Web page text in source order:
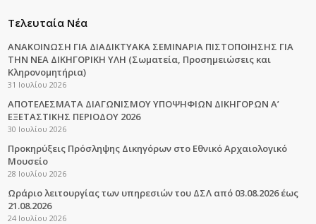
Τελευταία Νέα
ΑΝΑΚΟΙΝΩΣΗ ΓΙΑ ΔΙΑΔΙΚΤΥΑΚΑ ΣΕΜΙΝΑΡΙΑ ΠΙΣΤΟΠΟΙΗΣΗΣ ΓΙΑ
ΤΗΝ ΝΕΑ ΔΙΚΗΓΟΡΙΚΗ ΥΛΗ (Σωματεία, Προσημειώσεις και
Κληρονομητήρια)
31 Ιουλίου 2026
ΑΠΟΤΕΛΕΣΜΑΤΑ ΔΙΑΓΩΝΙΣΜΟΥ ΥΠΟΨΗΦΙΩΝ ΔΙΚΗΓΟΡΩΝ Α’
ΕΞΕΤΑΣΤΙΚΗΣ ΠΕΡΙΟΔΟΥ 2026
30 Ιουλίου 2026
Προκηρύξεις Πρόσληψης Δικηγόρων στο Εθνικό Αρχαιολογικό
Μουσείο
28 Ιουλίου 2026
Ωράριο λειτουργίας των υπηρεσιών του ΔΣΛ από 03.08.2026 έως
21.08.2026
24 Ιουλίου 2026